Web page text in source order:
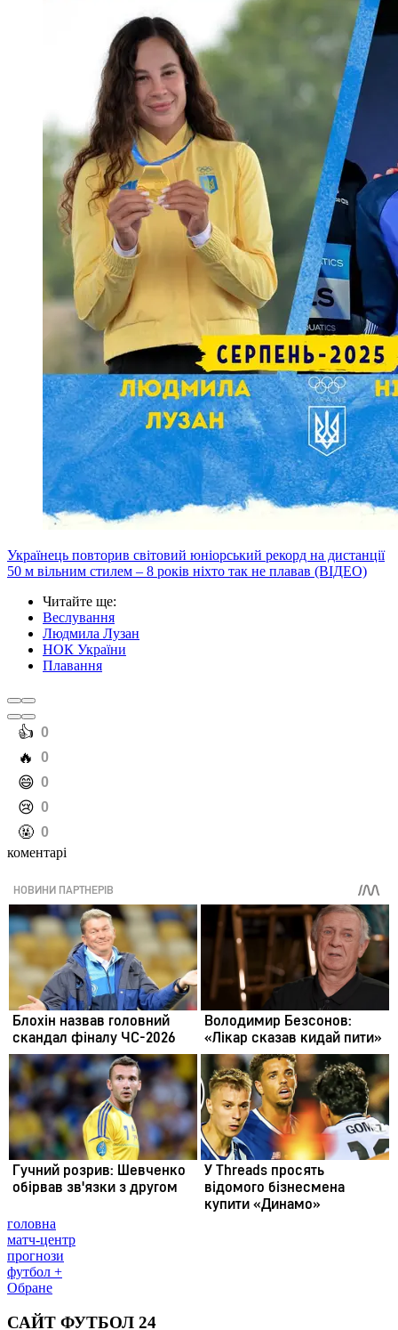
Українець повторив світовий юніорський рекорд на дистанції
50 м вільним стилем – 8 років ніхто так не плавав (ВІДЕО)
Читайте ще:
Веслування
Людмила Лузан
НОК України
Плавання
️👍 0
️🔥 0
️😄 0
️😢 0
️🤬 0
коментарі
головна
матч-центр
прогнози
футбол +
Обране
САЙТ ФУТБОЛ 24